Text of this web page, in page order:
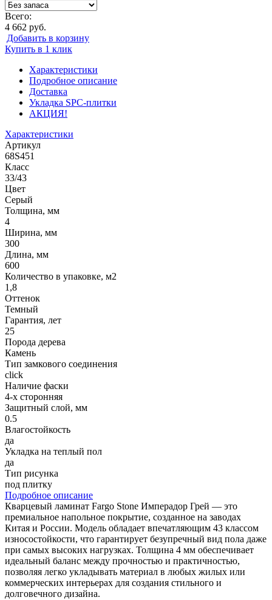
Всего:
4 662 руб.
Добавить в корзину
Купить в 1 клик
Характеристики
Подробное описание
Доставка
Укладка SPC-плитки
АКЦИЯ!
Характеристики
Артикул
68S451
Класс
33/43
Цвет
Серый
Толщина, мм
4
Ширина, мм
300
Длина, мм
600
Количество в упаковке, м2
1,8
Оттенок
Темный
Гарантия, лет
25
Порода дерева
Камень
Тип замкового соединения
click
Наличие фаски
4-х сторонняя
Защитный слой, мм
0.5
Влагостойкость
да
Укладка на теплый пол
да
Тип рисунка
под плитку
Подробное описание
Кварцевый ламинат Fargo Stone Имперадор Грей — это
премиальное напольное покрытие, созданное на заводах
Китая и России. Модель обладает впечатляющим 43 классом
износостойкости, что гарантирует безупречный вид пола даже
при самых высоких нагрузках. Толщина 4 мм обеспечивает
идеальный баланс между прочностью и практичностью,
позволяя легко укладывать материал в любых жилых или
коммерческих интерьерах для создания стильного и
долговечного дизайна.